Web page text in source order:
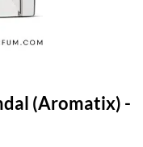
(Aromatix) -